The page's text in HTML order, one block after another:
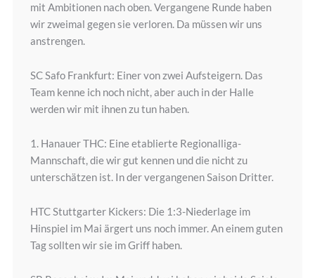
mit Ambitionen nach oben. Vergangene Runde haben
wir zweimal gegen sie verloren. Da müssen wir uns
anstrengen.
SC Safo Frankfurt: Einer von zwei Aufsteigern. Das
Team kenne ich noch nicht, aber auch in der Halle
werden wir mit ihnen zu tun haben.
1. Hanauer THC: Eine etablierte Regionalliga-
Mannschaft, die wir gut kennen und die nicht zu
unterschätzen ist. In der vergangenen Saison Dritter.
HTC Stuttgarter Kickers: Die 1:3-Niederlage im
Hinspiel im Mai ärgert uns noch immer. An einem guten
Tag sollten wir sie im Griff haben.